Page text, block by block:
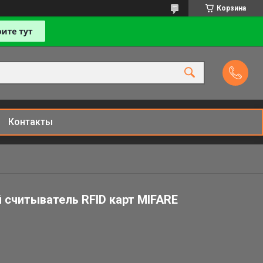
Корзина
Контакты
RFID карт MIFARE